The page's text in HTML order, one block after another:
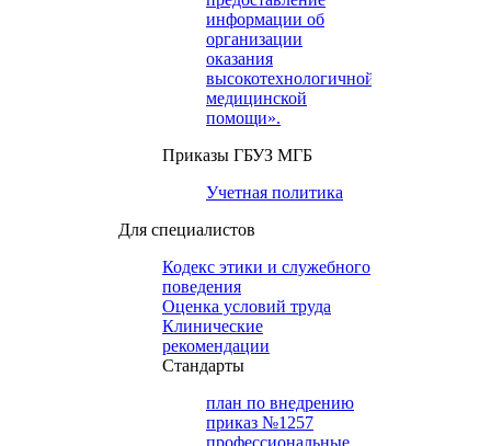
информации об
организации
оказания
высокотехнологичной
медицинской
помощи».
Приказы ГБУЗ МГБ
Учетная политика
Для специалистов
Кодекс этики и служебного
поведения
Оценка условий труда
Клинические
рекомендации
Cтандарты
план по внедрению
приказ №1257
профессиональные